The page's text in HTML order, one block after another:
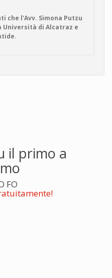
che l'Avv. Simona Putzu
Università di Alcatraz e
il primo a
FO